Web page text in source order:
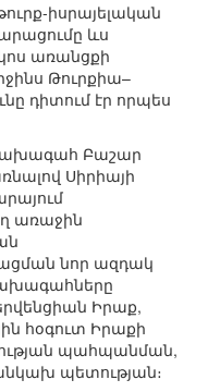
իսրայելական
ևս
առանցքի
Թուրքիա–
դիտում էր որպես
նախագահ Բաշար
Սիրիայի
առաջին
նոր ազդակ
Իրաք,
հօգուտ Իրաքի
պահպանման,
պետության։